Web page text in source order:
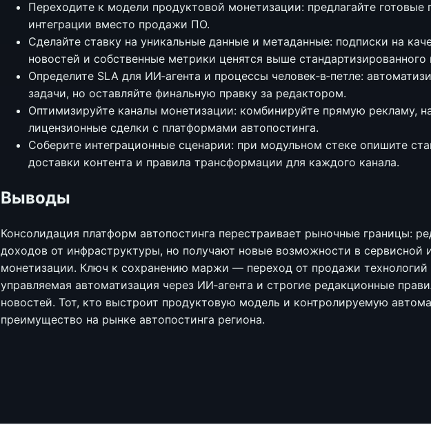
Переходите к модели продуктовой монетизации: предлагайте готовые
интеграции вместо продажи ПО.
Сделайте ставку на уникальные данные и метаданные: подписки на
новостей и собственные метрики ценятся выше стандартизированного
Определите SLA для ИИ‑агента и процессы человек‑в‑петле:
задачи, но оставляйте финальную правку за редактором.
Оптимизируйте каналы монетизации: комбинируйте прямую рекламу,
лицензионные сделки с платформами автопостинга.
Соберите интеграционные сценарии: при модульном стеке опишите
доставки контента и правила трансформации для каждого канала.
Выводы
Консолидация платформ автопостинга перестраивает рыночные границы:
доходов от инфраструктуры, но получают новые возможности в сервисной
монетизации. Ключ к сохранению маржи — переход от продажи технологий
управляемая автоматизация через ИИ‑агента и строгие редакционные
новостей. Тот, кто выстроит продуктовую модель и контролируемую
преимущество на рынке автопостинга региона.